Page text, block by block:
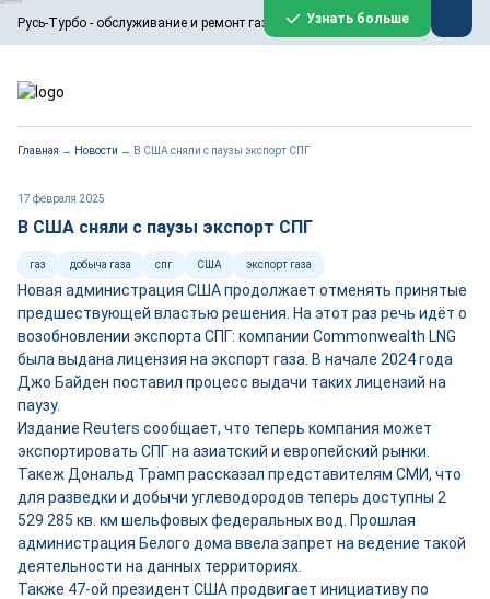
Русь-Турбо - обслуживание и ремонт газовых паровых турбин
ООО «Русь-Турбо» занимается сервисом газовых и паровых
турбин, комплексным ремонтом, восстановлением,
техническим обслуживанием оборудования ТЭС,
работают на нефтегазовых, нефтехимических,
металлургических и других предприятиях.
Реклама. ООО «Русь-Турбо», ИНН 7802588950
Узнать больше
Главная → Новости → В США сняли с паузы экспорт СПГ
17 февраля 2025
В США сняли с паузы экспорт СПГ
газ добыча газа спг США экспорт газа
Новая администрация США продолжает отменять принятые
предшествующей властью решения. На этот раз речь идёт о
возобновлении экспорта СПГ: компании Commonwealth LNG
была выдана лицензия на экспорт газа. В начале 2024 года
Джо Байден поставил процесс выдачи таких лицензий на
паузу.
Издание Reuters сообщает, что теперь компания может
экспортировать СПГ на азиатский и европейский рынки.
Такеж Дональд Трамп рассказал представителям СМИ, что
для разведки и добычи углеводородов теперь доступны 2
529 285 кв. км шельфовых федеральных вод. Прошлая
администрация Белого дома ввела запрет на ведение такой
деятельности на данных территориях.
Также 47-ой президент США продвигает инициативу по